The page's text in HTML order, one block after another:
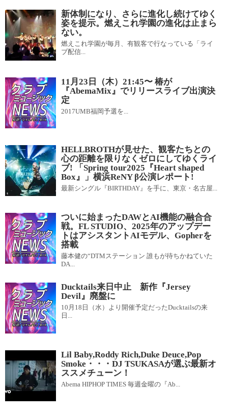
新体制になり、さらに進化し続けてゆく
姿を提示。燃えこれ学園の進化は止まら
ない。
燃えこれ学園が毎月、有観客で行なっている「ライ
ブ配信...
11月23日（木）21:45〜 椿が
『AbemaMix』でリリースライブ出演決
定
2017UMB福岡予選を...
HELLBROTHが見せた、観客たちとの
心の距離を限りなくゼロにしてゆくライ
ブ! 「Spring tour2025『Heart shaped
Box』」横浜ReNY β公演レポート!
最新シングル『BIRTHDAY』を手に、東京・名古屋...
ついに始まったDAWとAI機能の融合合
戦。FL STUDIO、2025年のアップデー
トはアシスタントAIモデル、Gopherを
搭載
藤本健の“DTMステーション 誰もが待ちかねていた
DA...
Ducktails来日中止 新作『Jersey
Devil』廃盤に
10月18日（水）より開催予定だったDucktailsの来
日...
Lil Baby,Roddy Rich,Duke Deuce,Pop
Smoke・・・DJ TSUKASAが選ぶ最新オ
ススメチューン！
Abema HIPHOP TIMES 毎週金曜の『Ab...